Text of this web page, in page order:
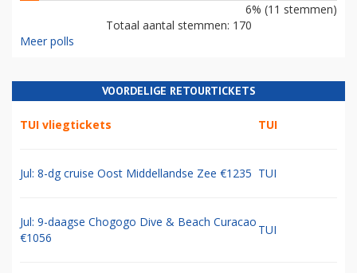
6% (11 stemmen)
Totaal aantal stemmen: 170
Meer polls
VOORDELIGE RETOURTICKETS
TUI vliegtickets TUI
Jul: 8-dg cruise Oost Middellandse Zee €1235 TUI
Jul: 9-daagse Chogogo Dive & Beach Curacao
€1056
TUI